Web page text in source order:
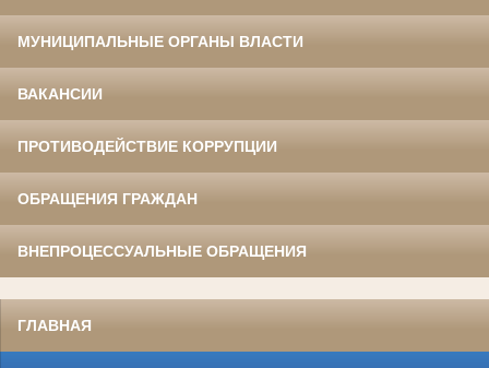
МУНИЦИПАЛЬНЫЕ ОРГАНЫ ВЛАСТИ
ВАКАНСИИ
ПРОТИВОДЕЙСТВИЕ КОРРУПЦИИ
ОБРАЩЕНИЯ ГРАЖДАН
ВНЕПРОЦЕССУАЛЬНЫЕ ОБРАЩЕНИЯ
ГЛАВНАЯ